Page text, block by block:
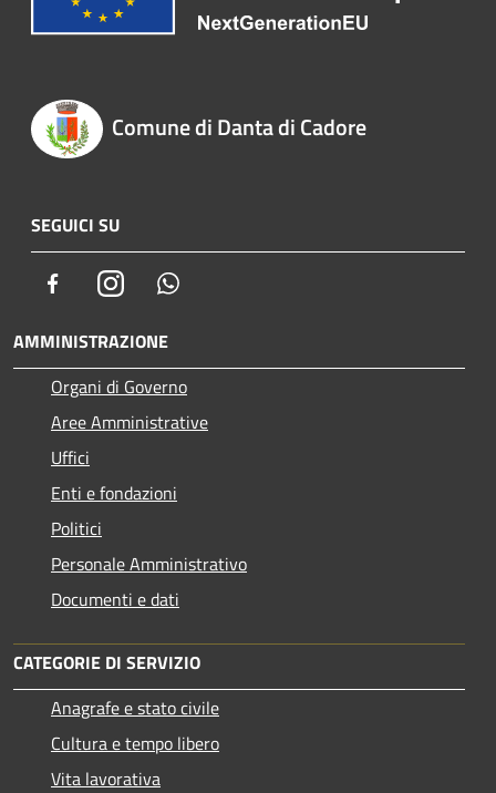
Comune di Danta di Cadore
SEGUICI SU
FacebookInstagram
AMMINISTRAZIONE
Organi di Governo
Aree Amministrative
Uffici
Enti e fondazioni
Politici
Personale Amministrativo
Documenti e dati
CATEGORIE DI SERVIZIO
Anagrafe e stato civile
Cultura e tempo libero
Vita lavorativa